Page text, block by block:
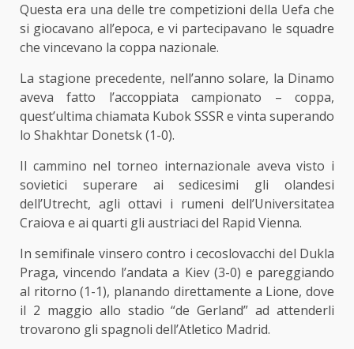
Questa era una delle tre competizioni della Uefa che
si giocavano all’epoca, e vi partecipavano le squadre
che vincevano la coppa nazionale.
La stagione precedente, nell’anno solare, la Dinamo
aveva fatto l’accoppiata campionato – coppa,
quest’ultima chiamata Kubok SSSR e vinta superando
lo Shakhtar Donetsk (1-0).
Il cammino nel torneo internazionale aveva visto i
sovietici superare ai sedicesimi gli olandesi
dell’Utrecht, agli ottavi i rumeni dell’Universitatea
Craiova e ai quarti gli austriaci del Rapid Vienna.
In semifinale vinsero contro i cecoslovacchi del Dukla
Praga, vincendo l’andata a Kiev (3-0) e pareggiando
al ritorno (1-1), planando direttamente a Lione, dove
il 2 maggio allo stadio “de Gerland” ad attenderli
trovarono gli spagnoli dell’Atletico Madrid.